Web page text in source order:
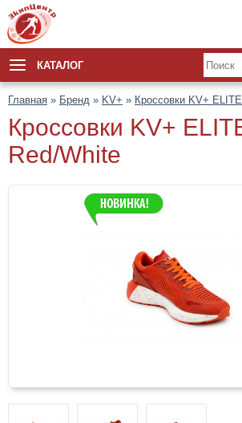
КАТАЛОГ
Главная » Бренд » KV+ » Кроссовки KV+
Кроссовки KV+
Red/White